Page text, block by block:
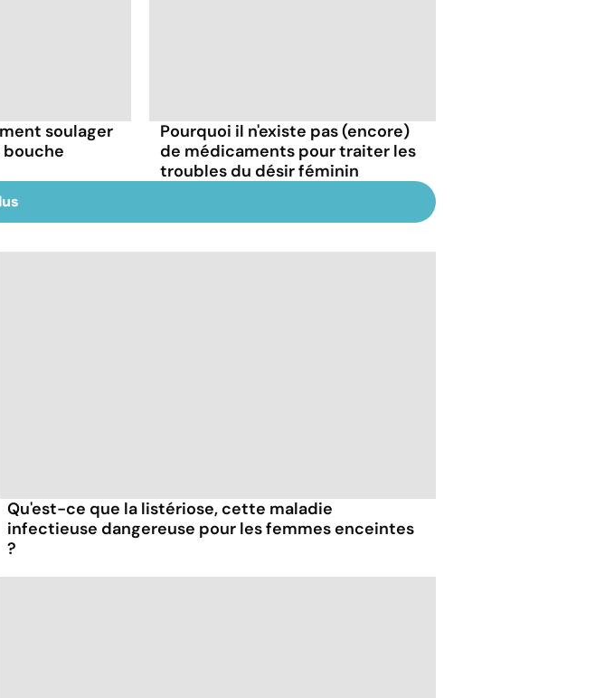
soulager
bouche
Pourquoi il n'existe pas (encore)
de médicaments pour traiter les
troubles du désir féminin
Qu'est-ce que la listériose, cette maladie
infectieuse dangereuse pour les femmes enceintes
?